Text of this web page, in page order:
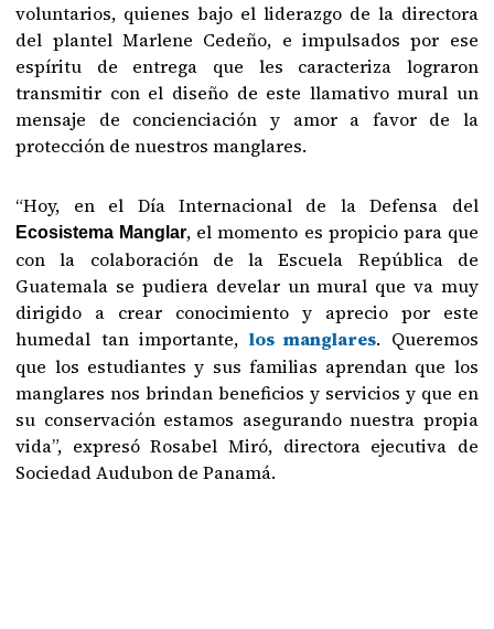
voluntarios, quienes bajo el liderazgo de la directora
del plantel Marlene Cedeño, e impulsados por ese
espíritu de entrega que les caracteriza lograron
transmitir con el diseño de este llamativo mural un
mensaje de concienciación y amor a favor de la
protección de nuestros manglares.
“Hoy, en el Día Internacional de la Defensa del
Ecosistema Manglar, el momento es propicio para que
con la colaboración de la Escuela República de
Guatemala se pudiera develar un mural que va muy
dirigido a crear conocimiento y aprecio por este
humedal tan importante, los manglares. Queremos
que los estudiantes y sus familias aprendan que los
manglares nos brindan beneficios y servicios y que en
su conservación estamos asegurando nuestra propia
vida”, expresó Rosabel Miró, directora ejecutiva de
Sociedad Audubon de Panamá.